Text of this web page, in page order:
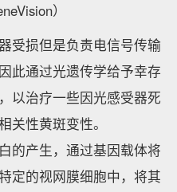
）
受损但是负责电信号传输
此通过光遗传学给予幸存
以治疗一些因光感受器死
关性黄斑变性。
的产生，通过基因载体将
定的视网膜细胞中，将其